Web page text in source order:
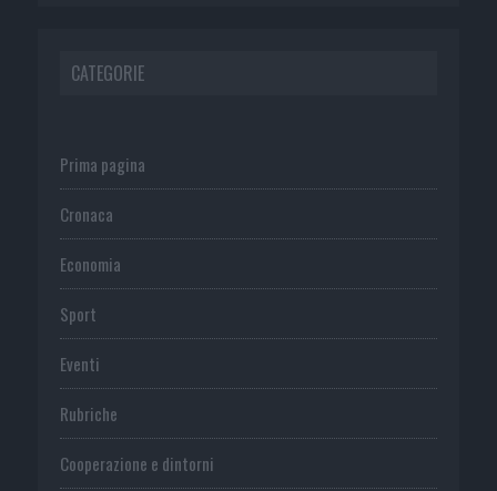
CATEGORIE
Prima pagina
Cronaca
Economia
Sport
Eventi
Rubriche
Cooperazione e dintorni